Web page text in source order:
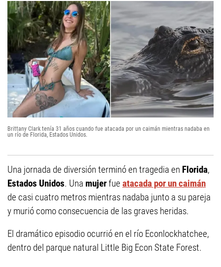
Brittany Clark tenía 31 años cuando fue atacada por un caimán mientras nadaba en
un río de Florida, Estados Unidos.
Una jornada de diversión terminó en tragedia en Florida,
Estados Unidos. Una mujerfue atacada por un caimán
de casi cuatro metros mientras nadaba junto a su pareja
y murió como consecuencia de las graves heridas.
El dramático episodio ocurrió en el río Econlockhatchee,
dentro del parque natural Little Big Econ State Forest.